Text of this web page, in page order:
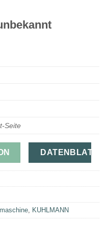
Seite
DATENBLATT
, KUHLMANN